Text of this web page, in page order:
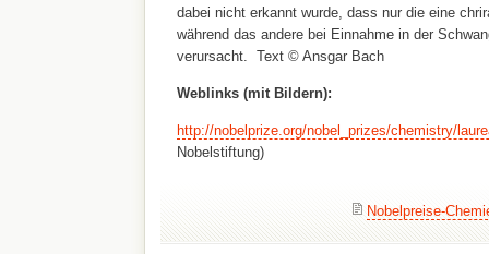
dabei nicht erkannt wurde, dass nur die eine
während das andere bei Einnahme in der
verursacht. Text © Ansgar Bach
Weblinks (mit Bildern):
http://nobelprize.org/nobel_prizes/chemistry/
Nobelstiftung)
Nobelpreise-